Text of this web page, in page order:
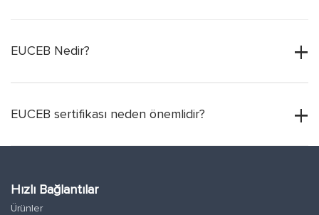
EUCEB Nedir?
EUCEB sertifikası neden önemlidir?
Hızlı Bağlantılar
Ürünler